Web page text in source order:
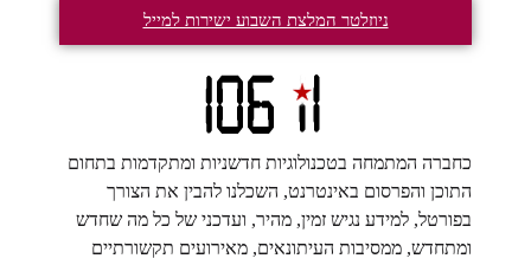
ניוזלטר המלצת השבוע ישירות למייל
כחברה המתמחה בטכנולוגיות חדשניות ומתקדמות בתחום
התוכן והפרסום באינטרנט, השכלנו להבין את הצורך
בפורטל, למידע נגיש זמין, מהיר, ועדכני של כל מה שחדש
ומתחדש, ממסיבות העיתונאים, מאירועים תקשורתיים